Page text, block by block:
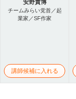
安野貴博
チームみらい党首／起
業家／SF作家
講師候補に入れる